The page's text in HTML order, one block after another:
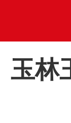
玉林